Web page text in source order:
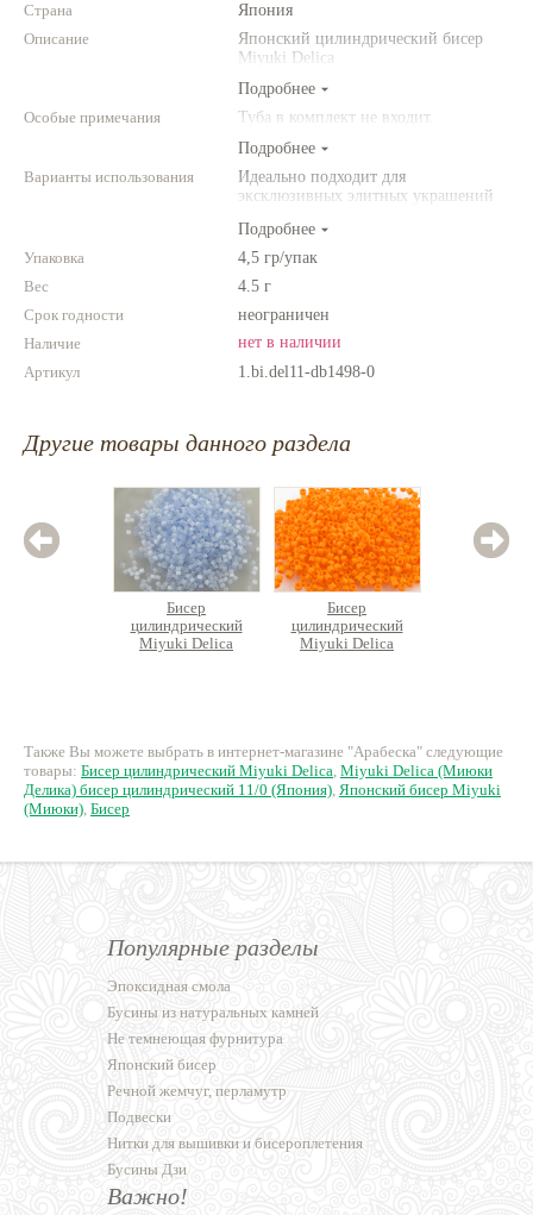
Страна
Япония
Описание
Японский цилиндрический бисер
Miyuki Delica
Подробнее
Особые примечания
Туба в комплект не входит.
Подробнее
Варианты использования
Идеально подходит для
эксклюзивных элитных украшений
для сутажной вышивки, для
создания богатых колье, ожерелий,
браслетов, серег и колец.
Фантазируйте!
Подробнее
Упаковка
4,5 гр/упак
Вес
4.5 г
Срок годности
неограничен
Наличие
нет в наличии
Артикул
1.bi.del11-db1498-0
Другие товары данного раздела
Бисер
цилиндрический
Miyuki Delica
Бисер
цилиндрический
Miyuki Delica
Также Вы можете выбрать в интернет-магазине "Арабеска" следующие
товары: Бисер цилиндрический Miyuki Delica, Miyuki Delica (Миюки
Делика) бисер цилиндрический 11/0 (Япония), Японский бисер Miyuki
(Миюки), Бисер
Популярные разделы
Эпоксидная смола
Бусины из натуральных камней
Не темнеющая фурнитура
Японский бисер
Речной жемчуг, перламутр
Подвески
Нитки для вышивки и бисероплетения
Бусины Дзи
Важно!